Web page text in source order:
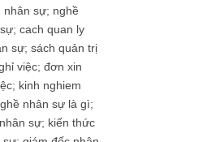
nhân sự; nghề
; cach quan ly
sự; sách quản trị
việc; đơn xin
; kinh nghiem
nhân sự là gì;
sự; kiến thức